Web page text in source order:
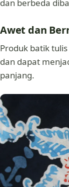
dan berbeda
Awet dan
Produk batik
dan dapat
panjang.